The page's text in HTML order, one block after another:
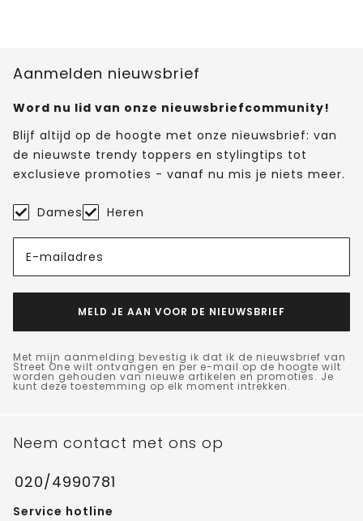
Aanmelden nieuwsbrief
Word nu lid van onze nieuwsbriefcommunity!
Blijf altijd op de hoogte met onze nieuwsbrief: van
de nieuwste trendy toppers en stylingtips tot
exclusieve promoties - vanaf nu mis je niets meer.
Dames Heren
E-mailadres
MELD JE AAN VOOR DE NIEUWSBRIEF
Met mijn aanmelding bevestig ik dat ik de nieuwsbrief van
Street One wilt ontvangen en per e-mail op de hoogte wilt
worden gehouden van nieuwe artikelen en promoties. Je
kunt deze toestemming op elk moment intrekken.
Neem contact met ons op
020/4990781
Service hotline